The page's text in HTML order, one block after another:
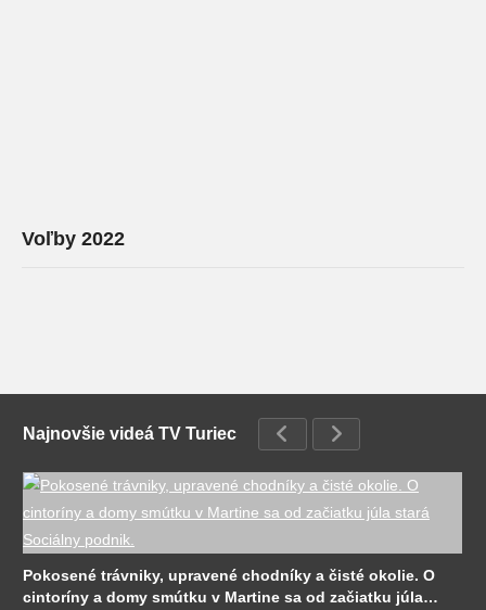
Voľby 2022
Najnovšie videá TV Turiec
Pokosené trávniky, upravené chodníky a čisté okolie. O
cintoríny a domy smútku v Martine sa od začiatku júla